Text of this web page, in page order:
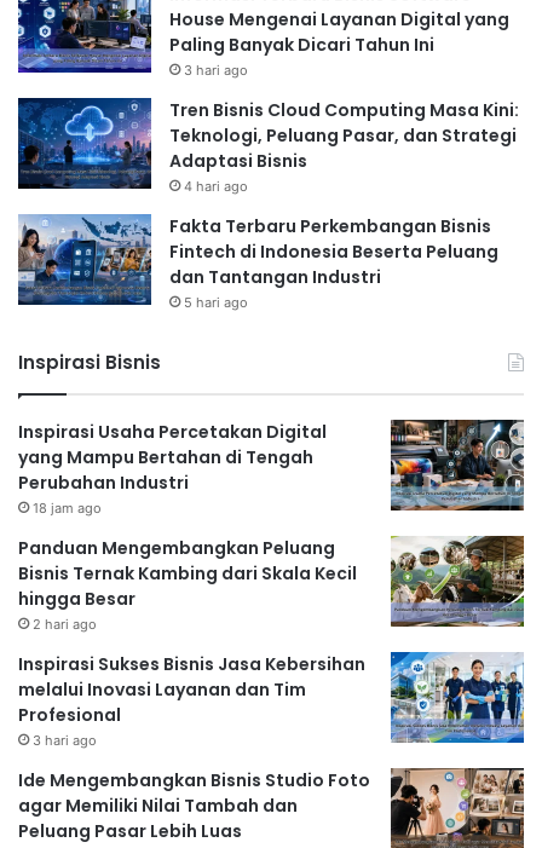
House Mengenai Layanan Digital yang
Paling Banyak Dicari Tahun Ini
3 hari ago
Tren Bisnis Cloud Computing Masa Kini:
Teknologi, Peluang Pasar, dan Strategi
Adaptasi Bisnis
4 hari ago
Fakta Terbaru Perkembangan Bisnis
Fintech di Indonesia Beserta Peluang
dan Tantangan Industri
5 hari ago
Inspirasi Bisnis
Inspirasi Usaha Percetakan Digital
yang Mampu Bertahan di Tengah
Perubahan Industri
18 jam ago
Panduan Mengembangkan Peluang
Bisnis Ternak Kambing dari Skala Kecil
hingga Besar
2 hari ago
Inspirasi Sukses Bisnis Jasa Kebersihan
melalui Inovasi Layanan dan Tim
Profesional
3 hari ago
Ide Mengembangkan Bisnis Studio Foto
agar Memiliki Nilai Tambah dan
Peluang Pasar Lebih Luas